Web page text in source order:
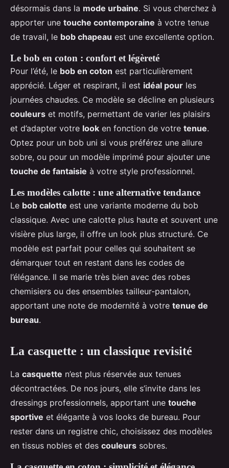
désormais dans la mode urbaine. Si vous cherchez à
apporter une touche contemporaine à votre tenue
de travail, le bob chapeau est une excellente option.
Le bob en coton : confort et légèreté
Pour l’été, le bob en coton est particulièrement
apprécié. Léger et respirant, il est idéal pour les
journées chaudes. Ce modèle se décline en plusieurs
couleurs et motifs, permettant de varier les plaisirs
et d’adapter votre look en fonction de votre tenue.
Optez pour un bob uni si vous préférez une allure
sobre, ou pour un modèle imprimé pour ajouter une
touche de fantaisie à votre style professionnel.
Les modèles calotte : une alternative tendance
Le bob calotte est une variante moderne du bob
classique. Avec une calotte plus haute et souvent une
visière plus large, il offre un look plus structuré. Ce
modèle est parfait pour celles qui souhaitent se
démarquer tout en restant dans les codes de
l’élégance. Il se marie très bien avec des robes
chemisiers ou des ensembles tailleur-pantalon,
apportant une note de modernité à votre tenue de
bureau.
La casquette : un classique revisité
La casquette n’est plus réservée aux tenues
décontractées. De nos jours, elle s’invite dans les
dressings professionnels, apportant une touche
sportive et élégante à vos looks de bureau. Pour
rester dans un registre chic, choisissez des modèles
en tissus nobles et des couleurs sobres.